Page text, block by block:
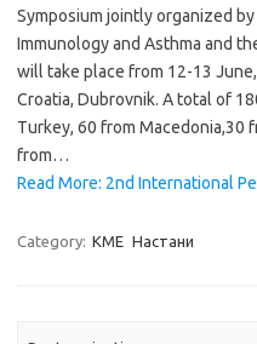
Symposium jointly organized
Immunology and Asthma and
will take place from 12-13
Croatia, Dubrovnik. A total of
Turkey, 60 from Macedonia,30
from…
Read More: 2nd International
Category: KME Настани